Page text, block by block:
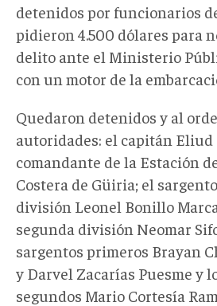
detenidos por funcionarios
pidieron 4.500 dólares para
delito ante el Ministerio
con un motor de la
Quedaron detenidos y al
autoridades: el capitán Eliud
comandante de la Estación
Costera de Güiria; el
división Leonel Bonillo
segunda división Neomar
sargentos primeros Brayan
y Darvel Zacarías Puesme y
segundos Mario Cortesía